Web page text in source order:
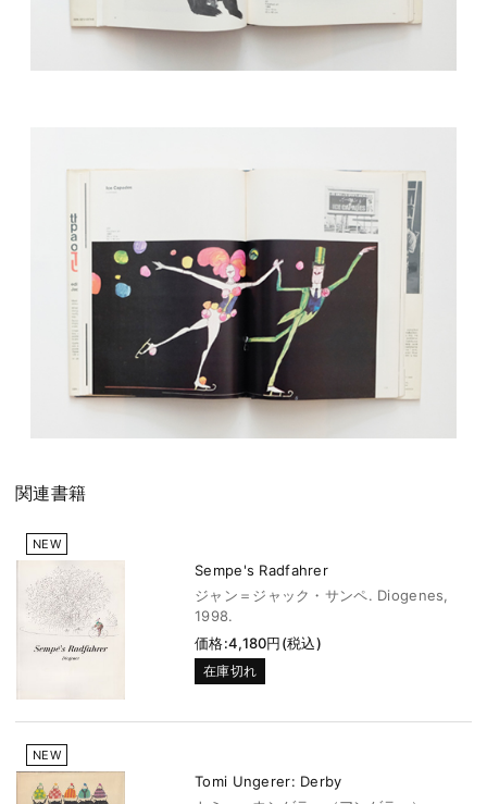
関連書籍
NEW
Sempe's Radfahrer
ジャン＝ジャック・サンペ. Diogenes,
1998.
価格:4,180円(税込)
在庫切れ
NEW
Tomi Ungerer: Derby